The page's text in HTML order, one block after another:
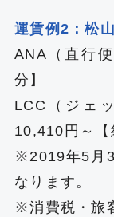
運賃例2：松
ANA（直行
分】
LCC（ジェ
10,410‬円～【
※2019年5月
なります。
※消費税・旅